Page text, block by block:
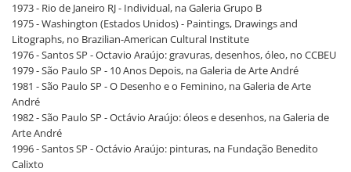
1973 - Rio de Janeiro RJ - Individual, na Galeria Grupo B
1975 - Washington (Estados Unidos) - Paintings, Drawings and
Litographs, no Brazilian-American Cultural Institute
1976 - Santos SP - Octavio Araújo: gravuras, desenhos, óleo, no CCBEU
1979 - São Paulo SP - 10 Anos Depois, na Galeria de Arte André
1981 - São Paulo SP - O Desenho e o Feminino, na Galeria de Arte
André
1982 - São Paulo SP - Octávio Araújo: óleos e desenhos, na Galeria de
Arte André
1996 - Santos SP - Octávio Araújo: pinturas, na Fundação Benedito
Calixto